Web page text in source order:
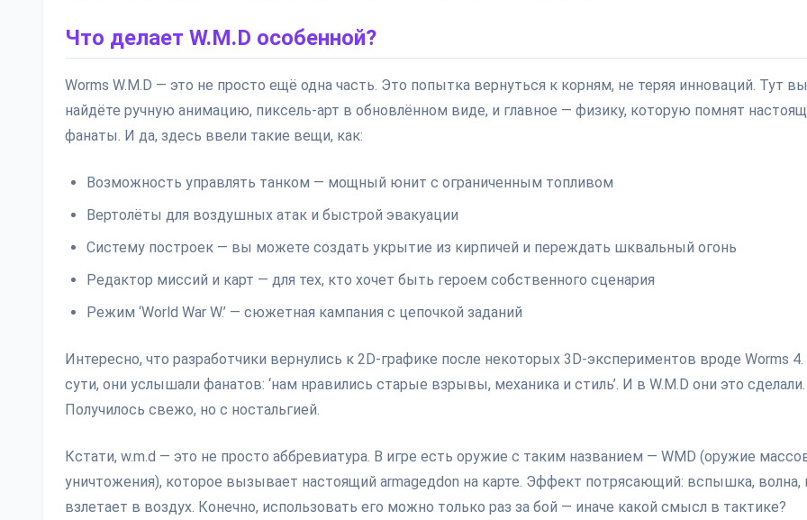
Что делает W.M.D особенной?
Worms W.M.D — это не просто ещё одна часть. Это попытка вернуться к корням, не теряя инноваций. Тут вы
найдёте ручную анимацию, пиксель-арт в обновлённом виде, и главное — физику, которую помнят
фанаты. И да, здесь ввели такие вещи, как:
Возможность управлять танком — мощный юнит с ограниченным топливом
Вертолёты для воздушных атак и быстрой эвакуации
Систему построек — вы можете создать укрытие из кирпичей и переждать шквальный огонь
Редактор миссий и карт — для тех, кто хочет быть героем собственного сценария
Режим ‘World War W.’ — сюжетная кампания с цепочкой заданий
Интересно, что разработчики вернулись к 2D-графике после некоторых 3D-экспериментов вроде Worms
сути, они услышали фанатов: ‘нам нравились старые взрывы, механика и стиль’. И в W.M.D они это сделали.
Получилось свежо, но с ностальгией.
Кстати, w.m.d — это не просто аббревиатура. В игре есть оружие с таким названием — WMD (оружие
уничтожения), которое вызывает настоящий armagедdon на карте. Эффект потрясающий: вспышка, волна,
взлетает в воздух. Конечно, использовать его можно только раз за бой — иначе какой смысл в тактике?